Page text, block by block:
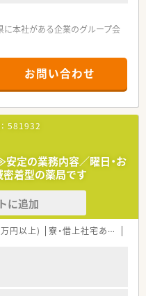
本社がある企業のグループ会
う姿勢を大切に運営しておら
強できる環境と、じっくり服薬
お問い合わせ
581932
定の業務内容／曜日・お
密着型の薬局です
に追加
円以上) 寮・借上社宅あり